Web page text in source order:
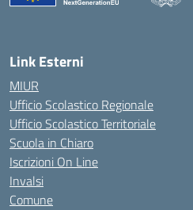
Link Esterni
MIUR
Ufficio Scolastico Regionale
Ufficio Scolastico Territoriale
Scuola in Chiaro
Iscrizioni On Line
Invalsi
Comune